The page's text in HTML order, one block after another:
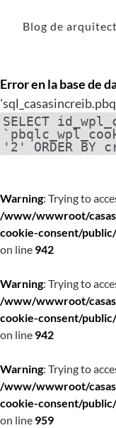
Blog de
Error en la base de
SELECT
'2' ORDER BY
Warning: Trying to
/www/wwwroot/
cookie-consent/
on line 942
Warning: Trying to
/www/wwwroot/
cookie-consent/
on line 942
Warning: Trying to
/www/wwwroot/
cookie-consent/
on line 959